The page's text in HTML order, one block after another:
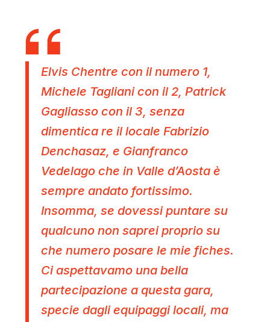
Elvis Chentre con il numero 1,
Michele Tagliani con il 2, Patrick
Gagliasso con il 3, senza
dimentica re il locale Fabrizio
Denchasaz, e Gianfranco
Vedelago che in Valle d’Aosta è
sempre andato fortissimo.
Insomma, se dovessi puntare su
qualcuno non saprei proprio su
che numero posare le mie fiches.
Ci aspettavamo una bella
partecipazione a questa gara,
specie dagli equipaggi locali, ma